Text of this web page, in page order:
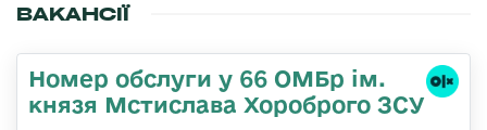
ВАКАНСІЇ
Номер обслуги у 66 ОМБр ім.
князя Мстислава Хороброго ЗСУ